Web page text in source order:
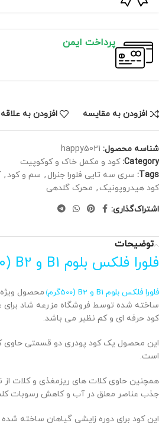
پرداخت ایمن
افزودن به مقایسه افزودن به
شناسه محصول: happy5021
Category: کود و مکمل خاک و کوکوپیت
Tags: سری سه تایی فلورا جنرال , سم و کود ,
کود هیدروپونیک , محرک گلدهی
اشتراک‌گذاری:
توضیحات
فلورا فلکس بلوم B1 و B2 (500گرم)
فلورا فلکس بلوم B1 و B2 (500گرم ) محصول
ساخته شده توسط فروشگاه مزرعه شاد برای
کود حرفه ای و کم نظیر می باشد.
این محصول یک کود پودری دو قسمتی حاوی
است.
همچنین حاوی کلات های ریزمغذی و کلات از
جذب عناصر معلق در آب و کاهش رسوبات
این کود برای دوره زایشی گیاهان ساخته